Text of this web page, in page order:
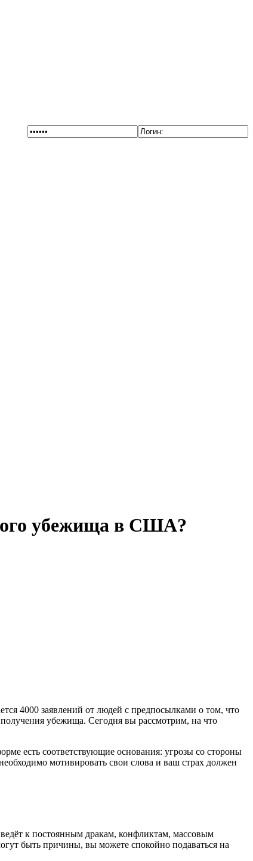
убежища в США?
4000 заявлений от людей с предпосылками о том, что
убежища. Сегодня вы рассмотрим, на что
есть соответствующие основания: угрозы со стороны
мотивировать свои слова и ваш страх должен
к постоянным дракам, конфликтам, массовым
быть причины, вы можете спокойно подаваться на